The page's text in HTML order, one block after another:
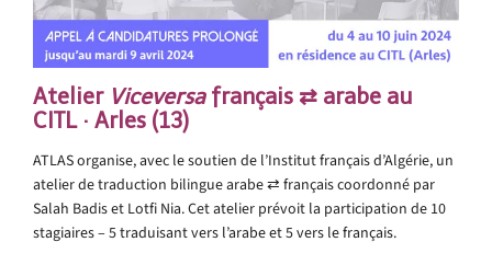
Atelier Viceversafrançais ⇄ arabe au
CITL · Arles (13)
ATLAS organise, avec le soutien de l’Institut français d’Algérie, un
atelier de traduction bilingue arabe ⇄ français coordonné par
Salah Badis et Lotfi Nia. Cet atelier prévoit la participation de 10
stagiaires – 5 traduisant vers l’arabe et 5 vers le français.